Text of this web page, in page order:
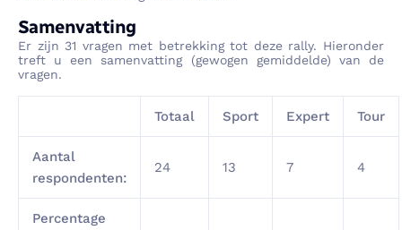
Samenvatting
Er zijn 31 vragen met betrekking tot deze rally. Hieronder
treft u een samenvatting (gewogen gemiddelde) van de
vragen.
Totaal Sport Expert Tour
Aantal
respondenten:
24 13 7 4
Percentage